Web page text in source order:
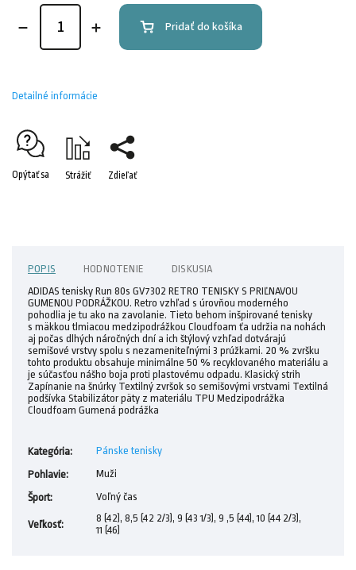
Pridať do košíka
Detailné informácie
Opýtať sa Strážiť Zdieľať
POPIS HODNOTENIE
DISKUSIA
ADIDAS tenisky Run 80s GV7302 RETRO TENISKY S PRIĽNAVOU
GUMENOU PODRÁŽKOU. Retro vzhľad s úrovňou moderného
pohodlia je tu ako na zavolanie. Tieto behom inšpirované tenisky
s mäkkou tlmiacou medzipodrážkou Cloudfoam ťa udržia na nohách
aj počas dlhých náročných dní a ich štýlový vzhľad dotvárajú
semišové vrstvy spolu s nezameniteľnými 3 prúžkami. 20 % zvršku
tohto produktu obsahuje minimálne 50 % recyklovaného materiálu a
je súčasťou nášho boja proti plastovému odpadu. Klasický strih
Zapínanie na šnúrky Textilný zvršok so semišovými vrstvami Textilná
podšívka Stabilizátor päty z materiálu TPU Medzipodrážka
Cloudfoam Gumená podrážka
Kategória:
Pánske tenisky
Pohlavie:
Muži
Šport: Voľný čas
Veľkosť:
8 (42), 8,5 (42 2/3), 9 (43 1/3), 9 ,5 (44), 10 (44 2/3),
11 (46)